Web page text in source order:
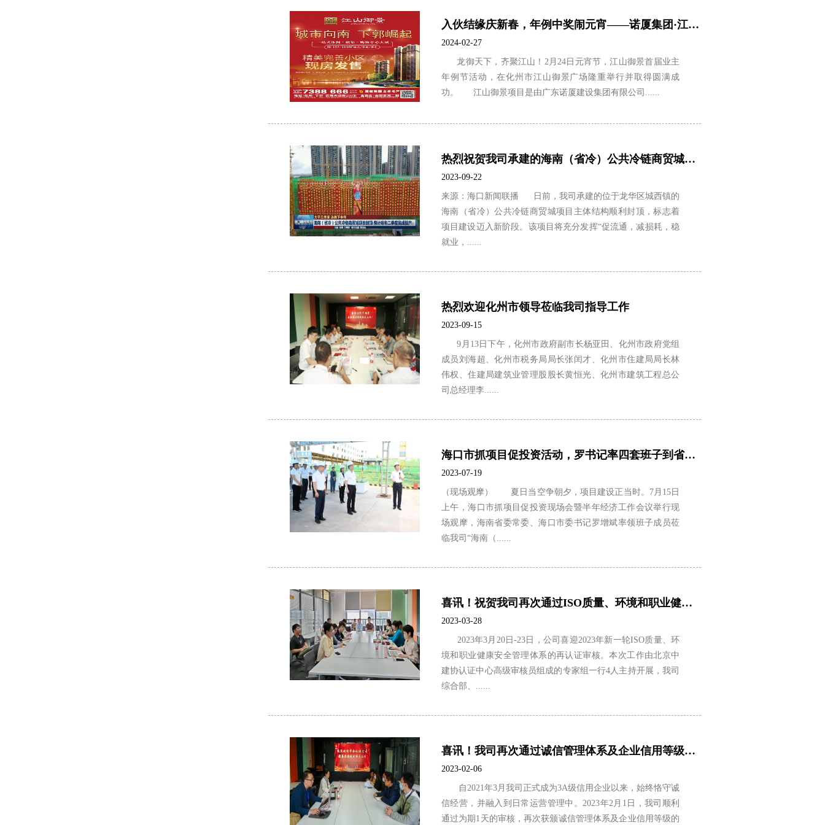
入伙结缘庆新春，年例中奖闹元宵——诺厦集团·江山御景圆满举办首届业主年例节
2024-02-27
龙御天下，齐聚江山！2月24日元宵节，江山御景首届业主
年例节活动，在化州市江山御景广场隆重举行并取得圆满成
功。 江山御景项目是由广东诺厦建设集团有限公司......
热烈祝贺我司承建的海南（省冷）公共冷链商贸城项目封顶
2023-09-22
来源：海口新闻联播 日前，我司承建的位于龙华区城西镇的
海南（省冷）公共冷链商贸城项目主体结构顺利封顶，标志着
项目建设迈入新阶段。该项目将充分发挥“促流通，减损耗，稳
就业，......
热烈欢迎化州市领导莅临我司指导工作
2023-09-15
9月13日下午，化州市政府副市长杨亚田、化州市政府党组
成员刘海超、化州市税务局局长张闰才、化州市住建局局长林
伟权、住建局建筑业管理股股长黄恒光、化州市建筑工程总公
司总经理李......
海口市抓项目促投资活动，罗书记率四套班子到省冷工地现场观摩
2023-07-19
（现场观摩） 夏日当空争朝夕，项目建设正当时。7月15日
上午，海口市抓项目促投资现场会暨半年经济工作会议举行现
场观摩，海南省委常委、海口市委书记罗增斌率领班子成员莅
临我司“海南（......
喜讯！祝贺我司再次通过ISO质量、环境和职业健康安全管理体系再认证审核
2023-03-28
2023年3月20日-23日，公司喜迎2023年新一轮ISO质量、环
境和职业健康安全管理体系的再认证审核。本次工作由北京中
建协认证中心高级审核员组成的专家组一行4人主持开展，我司
综合部、......
喜讯！我司再次通过诚信管理体系及企业信用等级评审
2023-02-06
自2021年3月我司正式成为3A级信用企业以来，始终恪守诚
信经营，并融入到日常运营管理中。2023年2月1日，我司顺利
通过为期1天的审核，再次获颁诚信管理体系及企业信用等级的